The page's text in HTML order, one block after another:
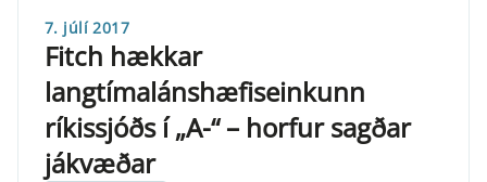
7. júlí 2017
Fitch hækkar
langtímalánshæfiseinkunn
ríkissjóðs í „A-“ – horfur sagðar
jákvæðar